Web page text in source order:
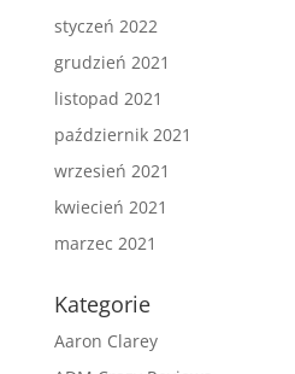
styczeń 2022
grudzień 2021
listopad 2021
październik 2021
wrzesień 2021
kwiecień 2021
marzec 2021
Kategorie
Aaron Clarey